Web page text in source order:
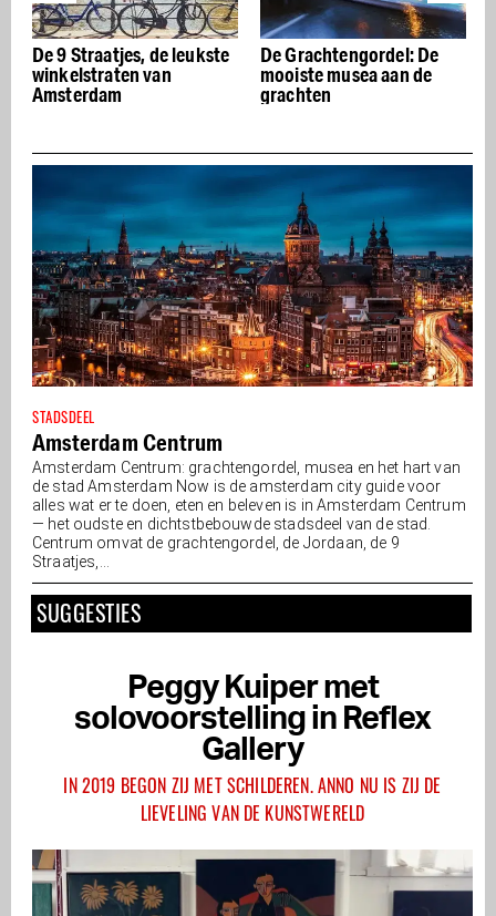
De 9 Straatjes, de leukste
winkelstraten van
Amsterdam
De Grachtengordel: De
mooiste musea aan de
grachten
STADSDEEL
Amsterdam Centrum
Amsterdam Centrum: grachtengordel, musea en het hart van
de stad Amsterdam Now is de amsterdam city guide voor
alles wat er te doen, eten en beleven is in Amsterdam Centrum
— het oudste en dichtstbebouwde stadsdeel van de stad.
Centrum omvat de grachtengordel, de Jordaan, de 9
Straatjes,...
SUGGESTIES
Peggy Kuiper met
solovoorstelling in Reflex
Gallery
IN 2019 BEGON ZIJ MET SCHILDEREN. ANNO NU IS ZIJ DE
LIEVELING VAN DE KUNSTWERELD